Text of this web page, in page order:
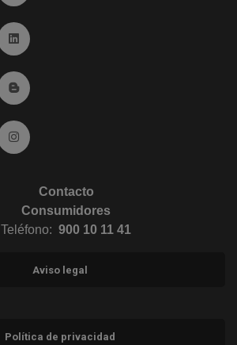
Ir a Linkedin (abre en ventana nueva)
Ir al Blog (abre en ventana nueva)
Ir a Instagram (abre en ventana nueva)
Contacto
Consumidores
Teléfono: 900 10 11 41
Aviso legal
Política de privacidad